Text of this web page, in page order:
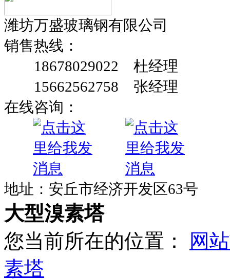
潍坊万盛玻璃钢有限公司
销售热线：
18678029022 杜经理
15662562758 张经理
在线咨询：
地址：安丘市经济开发区63号
大型溴素塔
您当前所在的位置：
网
素塔